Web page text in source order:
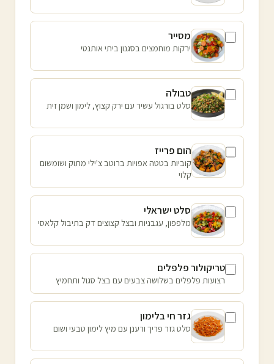
מסייר
ירקות מוחמצים בסגנון ביתי אותנטי
טבולה
סלט בורגול עשיר עם ירק קצוץ, לימון ושמן זית
הום פרייז
קוביות בטטה אפויות ברוטב צ'ילי מתוק ושומשום
קלוי
סלט ישראלי
מלפפון, עגבניות ובצל קצוצים דק בתיבול קלאסי
טריקולור פלפלים
רצועות פלפלים בשלושה צבעים עם בצל סגול ותחמיץ
גזר חי בלימון
סלט גזר פריך ורענן עם מיץ לימון טבעי ושום